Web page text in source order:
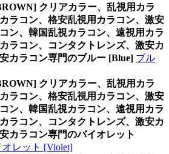
クリアカラー、乱視用カラ
ラコン、格安乱視用カラコン、激安
ン、韓国乱視カラコン、遠視用カラ
ラコン、コンタクトレンズ、激安カ
カラコン専門のブルー [Blue] ブル
クリアカラー、乱視用カラ
ラコン、格安乱視用カラコン、激安
ン、韓国乱視カラコン、遠視用カラ
ラコン、コンタクトレンズ、激安カ
カラコン専門のバイオレット
オレット [Violet]